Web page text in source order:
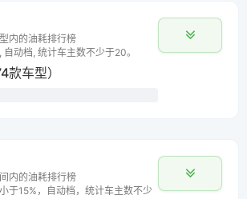
内的油耗排行榜
动档, 统计车主数不少于20。
车型）
内的油耗排行榜
于15%，自动档，统计车主数不少